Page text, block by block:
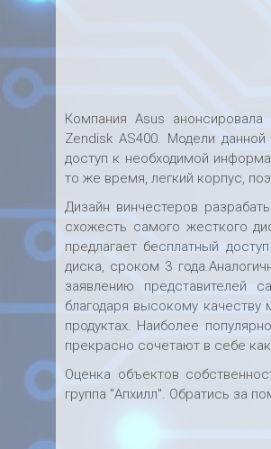
Компания Asus анонсировала
Zendisk AS400. Модели
доступ к необходимой
то же время, легкий корпус,
Дизайн винчестеров
схожесть самого жесткого
предлагает бесплатный
диска, сроком 3
заявлению представителей
благодаря высокому качеству
продуктах. Наиболее
прекрасно сочетают в себе как
Оценка объектов
группа "Апхилл". Обратись за